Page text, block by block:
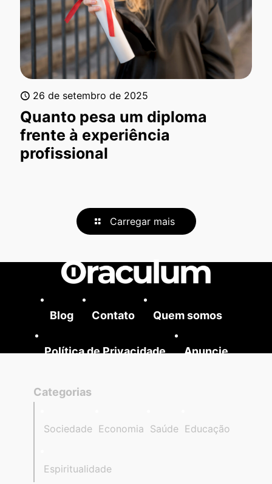
26 de setembro de 2025
Quanto pesa um diploma
frente à experiência
profissional
Carregar mais
Blog Contato Quem somos
Política de Privacidade Anuncie
Categorias
Sociedade Economia Saúde Educação
Espiritualidade